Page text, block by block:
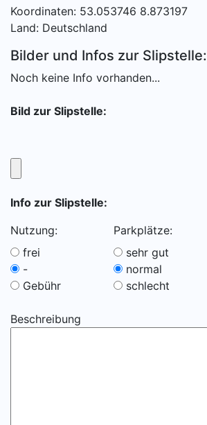
Koordinaten: 53.053746 8.873197
Land: Deutschland
Bilder und Infos zur Slipstelle:
Noch keine Info vorhanden...
Bild zur Slipstelle:
Info zur Slipstelle:
Nutzung:
frei
-
Gebühr
Parkplätze:
sehr gut
normal
schlecht
Beschreibung